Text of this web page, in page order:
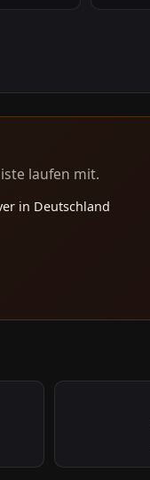
laufen mit.
in Deutschland